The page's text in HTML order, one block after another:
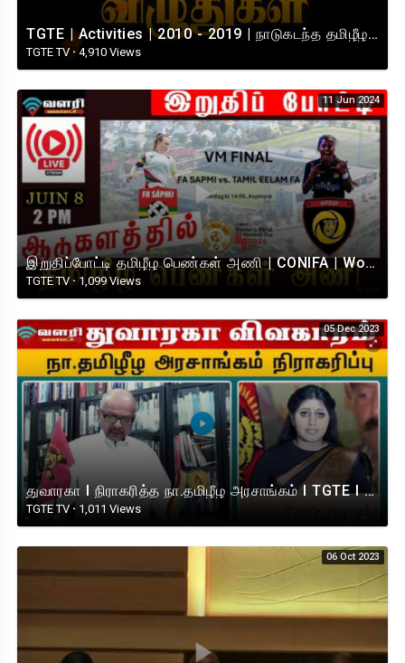
TGTE | Activities | 2010 - 2019 | நாடுகடந்த தமிழீழ அரசாங்கமும் அதன் செயற்பாடுகளும்
TGTE TV · 4,910 Views
11 Jun 2024
இறுதிப்போட்டி தமிழீழ பெண்கள் அணி | CONIFA | Women's World | Football | Cup | 2024 I Tamil Eelam
TGTE TV · 1,099 Views
05 Dec 2023
துவாரகா I நிராகரித்த நா.தமிழீழ அரசாங்கம் I TGTE I Prime Minister V.Rudrakumaran
TGTE TV· 1,011 Views
06 Oct 2023